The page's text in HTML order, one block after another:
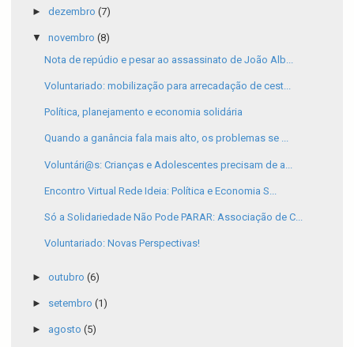
► dezembro (7)
▼ novembro (8)
Nota de repúdio e pesar ao assassinato de João Alb...
Voluntariado: mobilização para arrecadação de cest...
Política, planejamento e economia solidária
Quando a ganância fala mais alto, os problemas se ...
Voluntári@s: Crianças e Adolescentes precisam de a...
Encontro Virtual Rede Ideia: Política e Economia S...
Só a Solidariedade Não Pode PARAR: Associação de C...
Voluntariado: Novas Perspectivas!
► outubro (6)
► setembro (1)
► agosto (5)